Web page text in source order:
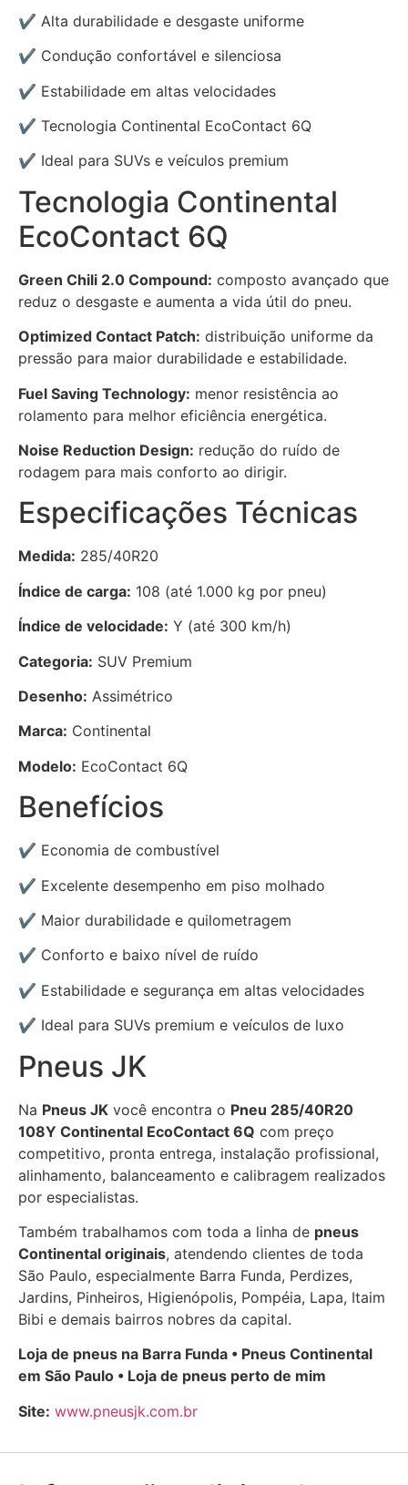
✔ Alta durabilidade e desgaste uniforme
✔ Condução confortável e silenciosa
✔ Estabilidade em altas velocidades
✔ Tecnologia Continental EcoContact 6Q
✔ Ideal para SUVs e veículos premium
Tecnologia Continental
EcoContact 6Q
Green Chili 2.0 Compound: composto avançado que
reduz o desgaste e aumenta a vida útil do pneu.
Optimized Contact Patch: distribuição uniforme da
pressão para maior durabilidade e estabilidade.
Fuel Saving Technology: menor resistência ao
rolamento para melhor eficiência energética.
Noise Reduction Design: redução do ruído de
rodagem para mais conforto ao dirigir.
Especificações Técnicas
Medida: 285/40R20
Índice de carga: 108 (até 1.000 kg por pneu)
Índice de velocidade: Y (até 300 km/h)
Categoria: SUV Premium
Desenho: Assimétrico
Marca: Continental
Modelo: EcoContact 6Q
Benefícios
✔ Economia de combustível
✔ Excelente desempenho em piso molhado
✔ Maior durabilidade e quilometragem
✔ Conforto e baixo nível de ruído
✔ Estabilidade e segurança em altas velocidades
✔ Ideal para SUVs premium e veículos de luxo
Pneus JK
Na Pneus JK você encontra o Pneu 285/40R20
108Y Continental EcoContact 6Q com preço
competitivo, pronta entrega, instalação profissional,
alinhamento, balanceamento e calibragem realizados
por especialistas.
Também trabalhamos com toda a linha de pneus
Continental originais, atendendo clientes de toda
São Paulo, especialmente Barra Funda, Perdizes,
Jardins, Pinheiros, Higienópolis, Pompéia, Lapa, Itaim
Bibi e demais bairros nobres da capital.
Loja de pneus na Barra Funda • Pneus Continental
em São Paulo • Loja de pneus perto de mim
Site: www.pneusjk.com.br